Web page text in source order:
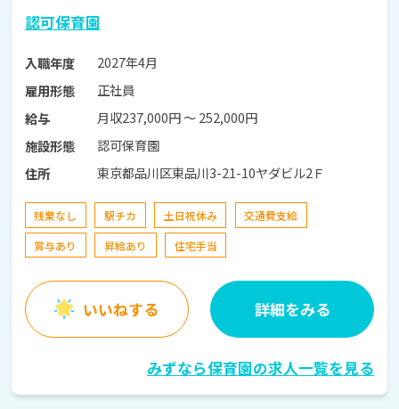
認可保育園
入職年度
2027年4月
雇用形態
正社員
給与
月収237,000円 〜 252,000円
施設形態
認可保育園
住所
東京都品川区東品川3-21-10ヤダビル2Ｆ
残業なし 駅チカ 土日祝休み
交通費支給
賞与あり
昇給あり 住宅手当
いいねする 詳細をみる
みずなら保育園の求人一覧を見る